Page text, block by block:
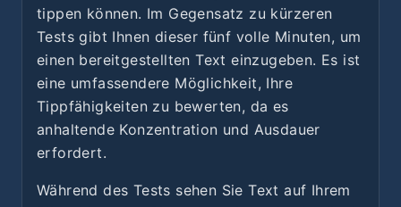
tippen können. Im Gegensatz zu kürzeren
Tests gibt Ihnen dieser fünf volle Minuten, um
einen bereitgestellten Text einzugeben. Es ist
eine umfassendere Möglichkeit, Ihre
Tippfähigkeiten zu bewerten, da es
anhaltende Konzentration und Ausdauer
erfordert.
Während des Tests sehen Sie Text auf Ihrem